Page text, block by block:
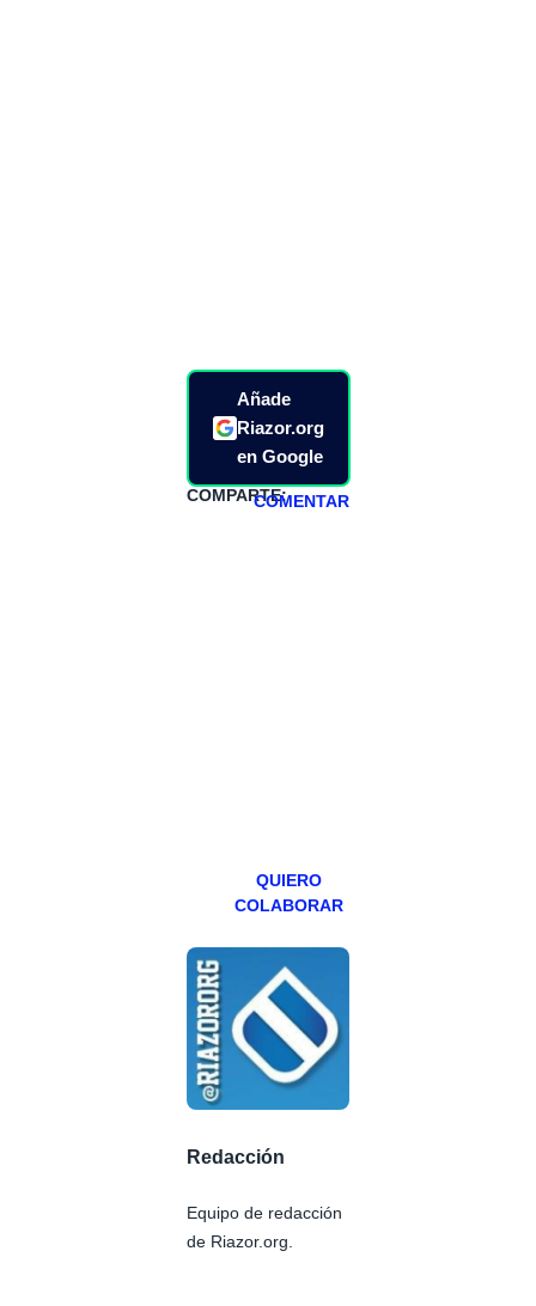
Añade
Riazor.org
en Google
COMPARTE:COMENTAR
QUIERO
COLABORAR
Redacción
Equipo de redacción
de Riazor.org.